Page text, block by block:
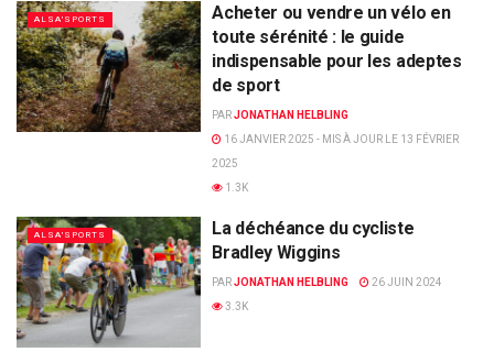
ALSA'SPORTS
Acheter ou vendre un vélo en
toute sérénité : le guide
indispensable pour les adeptes
de sport
PARJONATHAN HELBLING
16 JANVIER 2025 - MIS À JOUR LE 13 FÉVRIER
2025
1.3K
ALSA'SPORTS
La déchéance du cycliste
Bradley Wiggins
PARJONATHAN HELBLING
26 JUIN 2024
3.3K